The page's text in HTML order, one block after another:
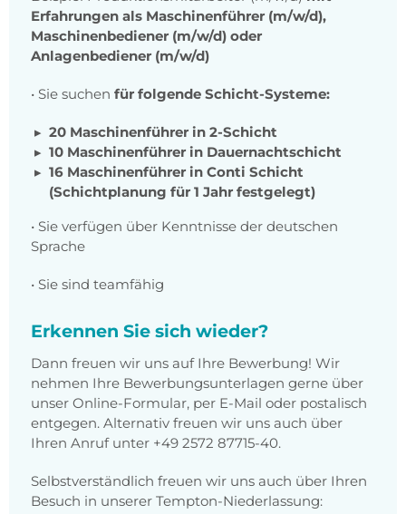
Erfahrungen als Maschinenführer (m/w/d),
Maschinenbediener (m/w/d) oder
Anlagenbediener (m/w/d)
• Sie suchen für folgende Schicht-Systeme:
20 Maschinenführer in 2-Schicht
10 Maschinenführer in Dauernachtschicht
16 Maschinenführer in Conti Schicht
(Schichtplanung für 1 Jahr festgelegt)
• Sie verfügen über Kenntnisse der deutschen
Sprache
• Sie sind teamfähig
Erkennen Sie sich wieder?
Dann freuen wir uns auf Ihre Bewerbung! Wir
nehmen Ihre Bewerbungsunterlagen gerne über
unser Online-Formular, per E-Mail oder postalisch
entgegen. Alternativ freuen wir uns auch über
Ihren Anruf unter +49 2572 87715-40.
Selbstverständlich freuen wir uns auch über Ihren
Besuch in unserer Tempton-Niederlassung: